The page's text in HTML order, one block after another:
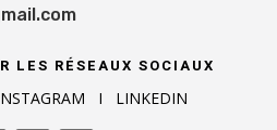
LES RÉSEAUX SOCIAUX
I LINKEDIN